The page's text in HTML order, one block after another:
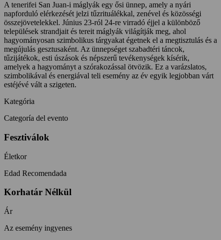
A tenerifei San Juan-i máglyák egy ősi ünnep, amely a nyári
napforduló elérkezését jelzi tűzrituálékkal, zenével és közösségi
összejövetelekkel. Június 23-ról 24-re virradó éjjel a különböző
települések strandjait és tereit máglyák világítják meg, ahol
hagyományosan szimbolikus tárgyakat égetnek el a megtisztulás és a
megújulás gesztusaként. Az ünnepséget szabadtéri táncok,
tűzijátékok, esti úszások és népszerű tevékenységek kísérik,
amelyek a hagyományt a szórakozással ötvözik. Ez a varázslatos,
szimbolikával és energiával teli esemény az év egyik legjobban várt
estéjévé vált a szigeten.
Kategória
Categoría del evento
Fesztiválok
Életkor
Edad Recomendada
Korhatár Nélkül
Ár
Az esemény ingyenes